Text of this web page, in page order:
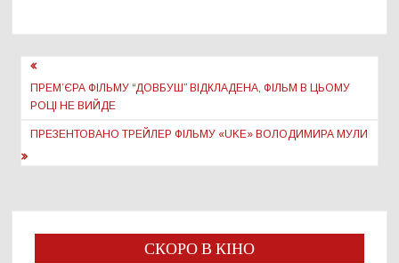
Навігація
записів
ПРЕМ’ЄРА ФІЛЬМУ “ДОВБУШ” ВІДКЛАДЕНА, ФІЛЬМ В ЦЬОМУ
РОЦІ НЕ ВИЙДЕ
ПРЕЗЕНТОВАНО ТРЕЙЛЕР ФІЛЬМУ «UKE» ВОЛОДИМИРА МУЛИ
СКОРО В КІНО